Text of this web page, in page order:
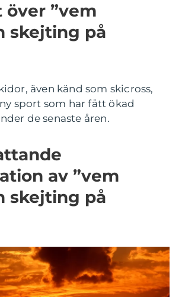
över ”vem
skejting på
även känd som skicross,
sport som har fått ökad
de senaste åren.
av ”vem
skejting på